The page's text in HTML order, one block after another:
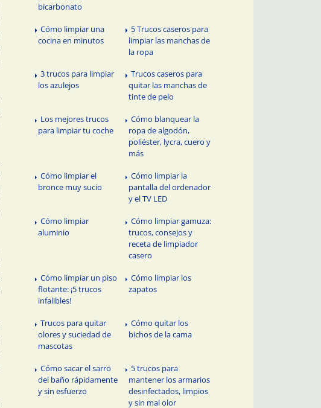
bicarbonato
Cómo limpiar una
cocina en minutos
5 Trucos caseros para
limpiar las manchas de
la ropa
3 trucos para limpiar
los azulejos
Trucos caseros para
quitar las manchas de
tinte de pelo
Los mejores trucos
para limpiar tu coche
Cómo blanquear la
ropa de algodón,
poliéster, lycra, cuero y
más
Cómo limpiar el
bronce muy sucio
Cómo limpiar la
pantalla del ordenador
y el TV LED
Cómo limpiar
aluminio
Cómo limpiar gamuza:
trucos, consejos y
receta de limpiador
casero
Cómo limpiar un piso
flotante: ¡5 trucos
infalibles!
Cómo limpiar los
zapatos
Trucos para quitar
olores y suciedad de
mascotas
Cómo quitar los
bichos de la cama
Cómo sacar el sarro
del baño rápidamente
y sin esfuerzo
5 trucos para
mantener los armarios
desinfectados, limpios
y sin mal olor